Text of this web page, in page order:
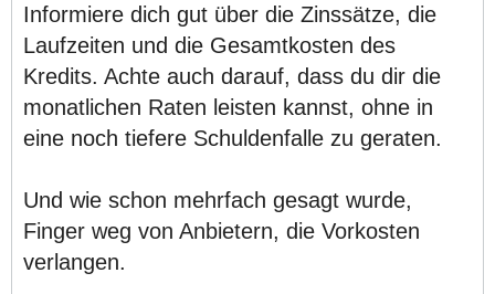
Informiere dich gut über die Zinssätze, die
Laufzeiten und die Gesamtkosten des
Kredits. Achte auch darauf, dass du dir die
monatlichen Raten leisten kannst, ohne in
eine noch tiefere Schuldenfalle zu geraten.
Und wie schon mehrfach gesagt wurde,
Finger weg von Anbietern, die Vorkosten
verlangen.